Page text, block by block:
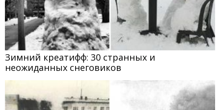
Зимний креатифф: 30 странных и
неожиданных снеговиков